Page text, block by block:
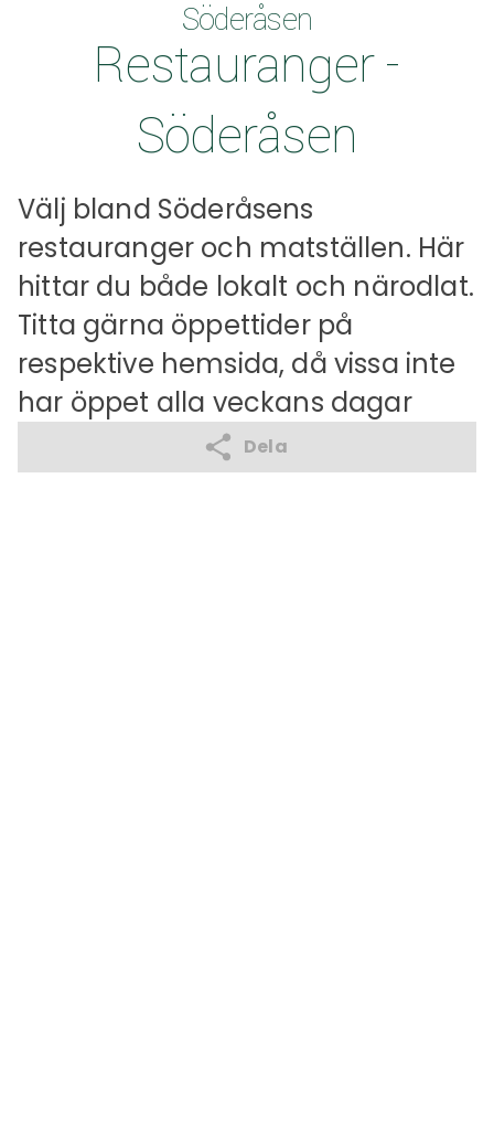
Söderåsen
Restauranger -
Söderåsen
Välj bland Söderåsens
restauranger och matställen. Här
hittar du både lokalt och närodlat.
Titta gärna öppettider på
respektive hemsida, då vissa inte
har öppet alla veckans dagar
Dela